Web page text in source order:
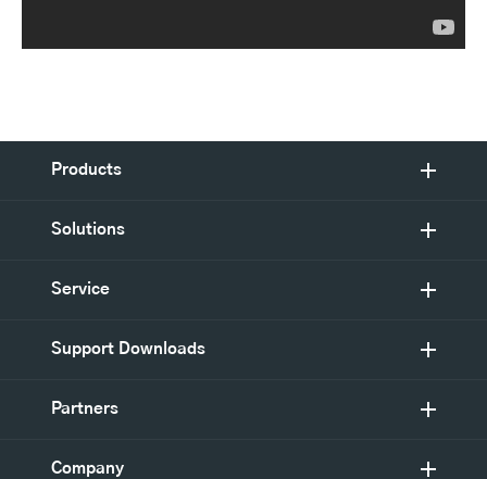
Products
Solutions
Service
Support Downloads
Partners
Company